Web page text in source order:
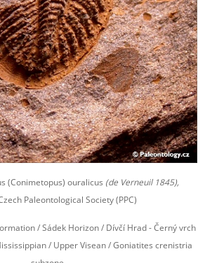
(Conimetopus) ouralicus (de Verneuil 1845),
Paleontological Society (PPC)
/ Sádek Horizon / Dívčí Hrad - Černý vrch
/ Upper Visean / Goniatites crenistria